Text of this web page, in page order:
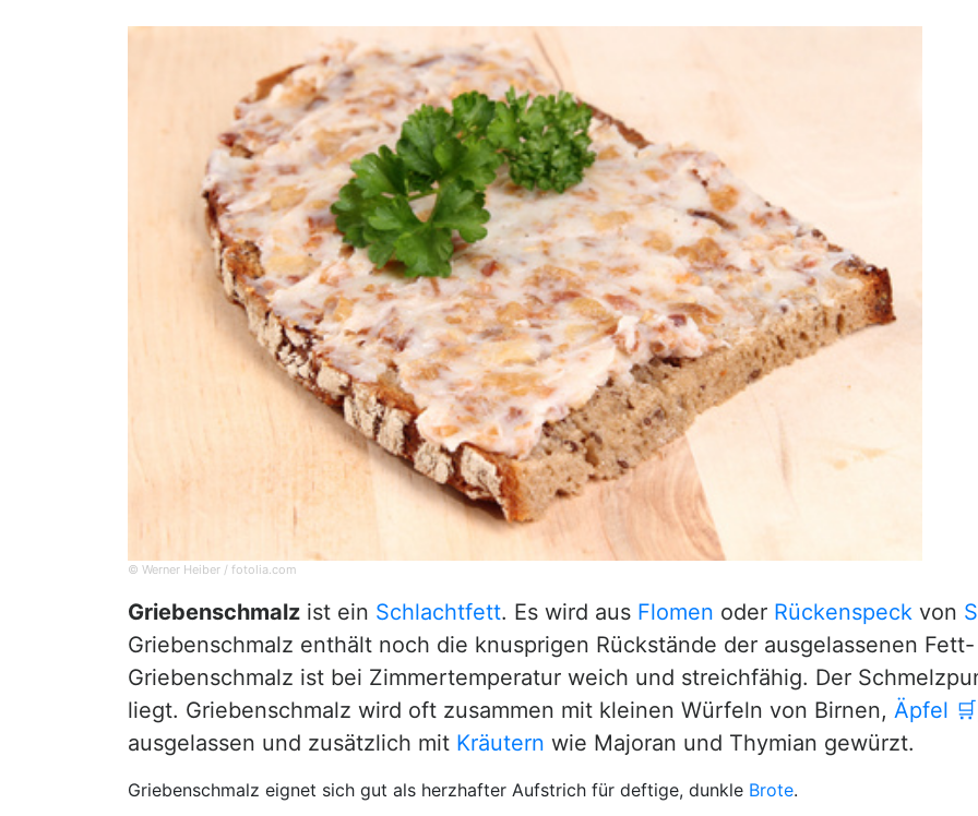
© Werner Heiber / fotolia.com
Griebenschmalz ist ein Schlachtfett. Es wird aus Flomen oder Rückenspeck von
Griebenschmalz enthält noch die knusprigen Rückstände der ausgelassenen
Griebenschmalz ist bei Zimmertemperatur weich und streichfähig. Der
liegt. Griebenschmalz wird oft zusammen mit kleinen Würfeln von Birnen, Äpfel 🛒
ausgelassen und zusätzlich mit Kräutern wie Majoran und Thymian gewürzt.
Griebenschmalz eignet sich gut als herzhafter Aufstrich für deftige, dunkle Brote.